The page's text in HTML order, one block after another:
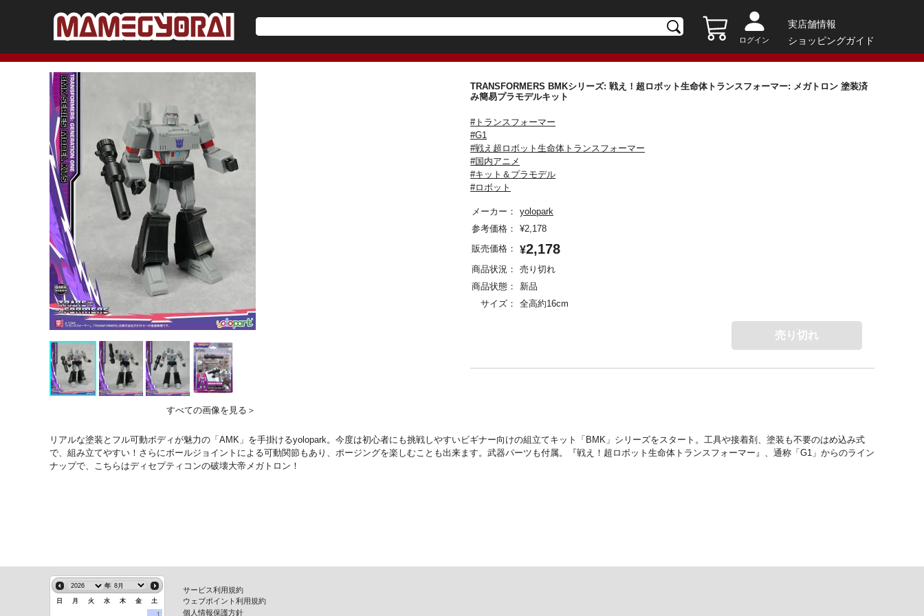
ログイン
実店舗情報
ショッピングガイド
すべての画像を見る＞
TRANSFORMERS BMKシリーズ: 戦え！超ロボット生命体トランスフォーマー: メガトロン 塗装済
み簡易プラモデルキット
#トランスフォーマー
#G1
#戦え超ロボット生命体トランスフォーマー
#国内アニメ
#キット＆プラモデル
#ロボット
メーカー：
yolopark
参考価格：
¥2,178
販売価格：
¥2,178
商品状況：
売り切れ
商品状態：
新品
サイズ：
全高約16cm
売り切れ
リアルな塗装とフル可動ボディが魅力の「AMK」を手掛けるyolopark。今度は初心者にも挑戦しやすいビギナー向けの組立てキット「BMK」シリーズをスタート。工具や接着剤、塗装も不要のはめ込み式
で、組み立てやすい！さらにボールジョイントによる可動関節もあり、ポージングを楽しむことも出来ます。武器パーツも付属。『戦え！超ロボット生命体トランスフォーマー』、通称「G1」からのライン
ナップで、こちらはディセプティコンの破壊大帝メガトロン！
年
日 月 火 水 木 金
土
1
サービス利用規約
ウェブポイント利用規約
個人情報保護方針